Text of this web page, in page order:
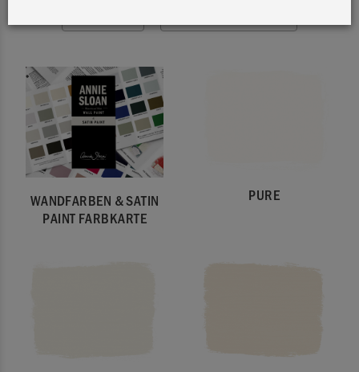
WANDFARBEN & SATIN
PAINT FARBKARTE
PURE